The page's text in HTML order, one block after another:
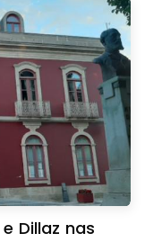
Dillaz nas